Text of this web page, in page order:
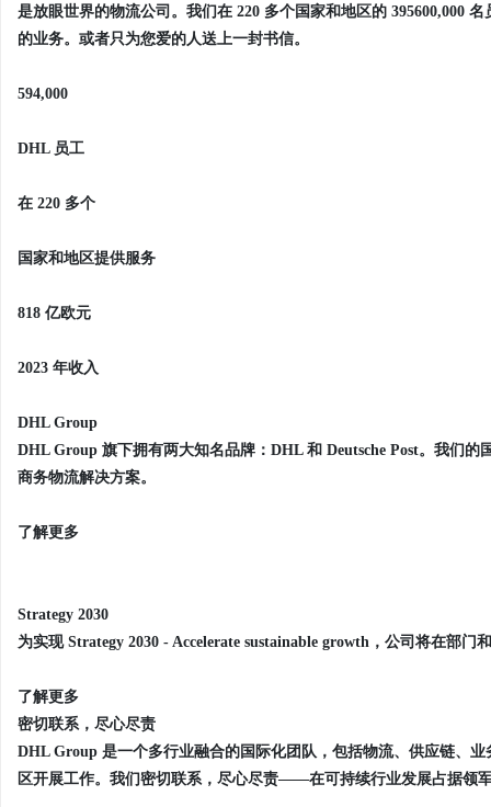
是放眼世界的物流公司。我们在 220 多个国家和地区的 395600,000
的业务。或者只为您爱的人送上一封书信。
594,000
DHL 员工
在 220 多个
国家和地区提供服务
818 亿欧元
2023 年收入
DHL Group
DHL Group 旗下拥有两大知名品牌：DHL 和 Deutsche Post。我们
商务物流解决方案。
了解更多
Strategy 2030
为实现 Strategy 2030 - Accelerate sustainable growth，公司将在部
了解更多
密切联系，尽心尽责
DHL Group 是一个多行业融合的国际化团队，包括物流、供应链、
区开展工作。我们密切联系，尽心尽责——在可持续行业发展占据领